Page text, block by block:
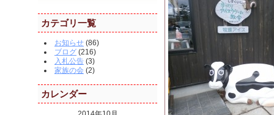
カテゴリ一覧
お知らせ (86)
ブログ (216)
入札公告 (3)
家族の会 (2)
カレンダー